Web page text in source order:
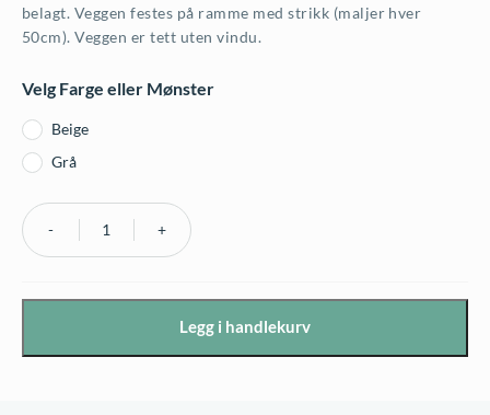
belagt. Veggen festes på ramme med strikk (maljer hver
50cm). Veggen er tett uten vindu.
Velg Farge eller Mønster
Beige
Grå
Norgestelt
Legg i handlekurv